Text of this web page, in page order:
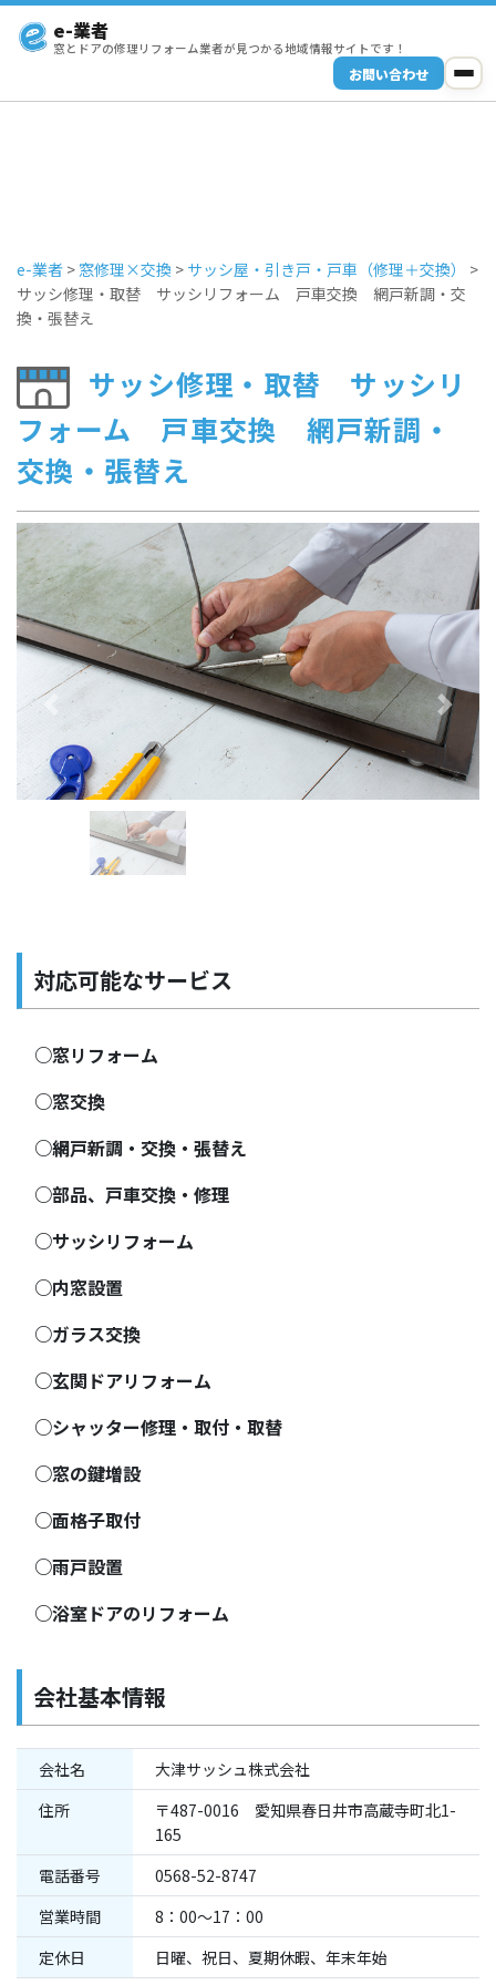
e-業者
窓とドアの修理リフォーム業者が見つかる地域情報サイトです！
お問い合わせ
e-業者 > 窓修理×交換 > サッシ屋・引き戸・戸車（修理＋交換）
>
サッシ修理・取替 サッシリフォーム 戸車交換 網戸新調・交
換・張替え
サッシ修理・取替 サッシリ
フォーム 戸車交換 網戸新調・
交換・張替え
Previous Next
対応可能なサービス
○窓リフォーム
○窓交換
○網戸新調・交換・張替え
○部品、戸車交換・修理
○サッシリフォーム
○内窓設置
○ガラス交換
○玄関ドアリフォーム
○シャッター修理・取付・取替
○窓の鍵増設
○面格子取付
○雨戸設置
○浴室ドアのリフォーム
会社基本情報
会社名
大津サッシュ株式会社
住所
〒487-0016 愛知県春日井市高蔵寺町北1-
165
電話番号
0568-52-8747
営業時間
8：00～17：00
定休日
日曜、祝日、夏期休暇、年末年始